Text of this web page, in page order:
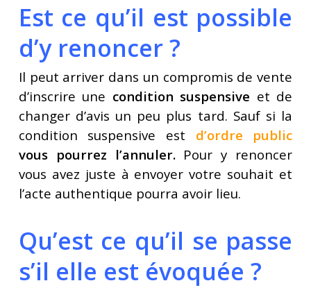
Est ce qu’il est possible
d’y renoncer ?
Il peut arriver dans un compromis de vente
d’inscrire une condition suspensive et de
changer d’avis un peu plus tard. Sauf si la
condition suspensive est d’ordre public
vous pourrez l’annuler.Pour y renoncer
vous avez juste à envoyer votre souhait et
l’acte authentique pourra avoir lieu.
Qu’est ce qu’il se passe
s’il elle est évoquée ?